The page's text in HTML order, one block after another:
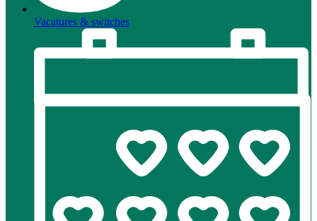
Vacatures & switches